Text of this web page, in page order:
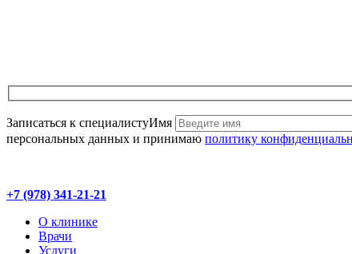
Записаться к специалистуИмя
персональных данных и принимаю политику
+7 (978) 341-21-21
О клинике
Врачи
Услуги